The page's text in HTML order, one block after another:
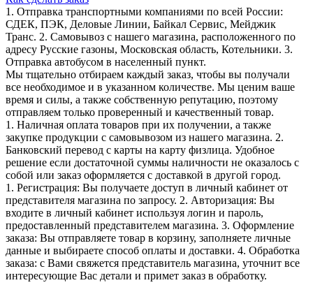
1. Отправка транспортными компаниями по всей России:
СДЕК, ПЭК, Деловые Линии, Байкал Сервис, Мейджик
Транс. 2. Самовывоз с нашего магазина, расположенного по
адресу Русские газоны, Московская область, Котельники. 3.
Отправка автобусом в населенный пункт.
Мы тщательно отбираем каждый заказ, чтобы вы получали
все необходимое и в указанном количестве. Мы ценим ваше
время и силы, а также собственную репутацию, поэтому
отправляем только проверенный и качественный товар.
1. Наличная оплата товаров при их получении, а также
закупке продукции с самовывозом из нашего магазина. 2.
Банковский перевод с карты на карту физлица. Удобное
решение если достаточной суммы наличности не оказалось с
собой или заказ оформляется с доставкой в другой город.
1. Регистрация: Вы получаете доступ в личный кабинет от
представителя магазина по запросу. 2. Авторизация: Вы
входите в личный кабинет используя логин и пароль,
предоставленный представителем магазина. 3. Оформление
заказа: Вы отправляете товар в корзину, заполняете личные
данные и выбираете способ оплаты и доставки. 4. Обработка
заказа: с Вами свяжется представитель магазина, уточнит все
интересующие Вас детали и примет заказ в обработку.